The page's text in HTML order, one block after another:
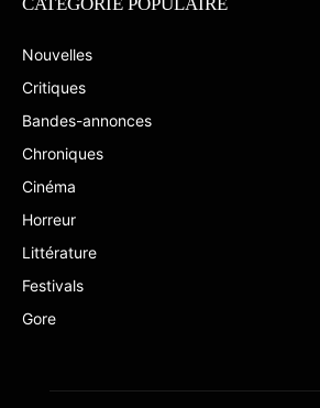
Nouvelles
Critiques
Bandes-annonces
Chroniques
Cinéma
Horreur
Littérature
Festivals
Gore